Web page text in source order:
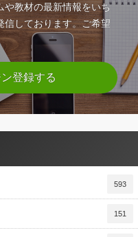
や教材の最新情報をいち
信しております。ご希望
登録する
593
151